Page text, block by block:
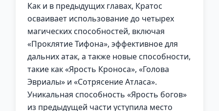
Как и в предыдущих главах, Кратос
осваивает использование до четырех
магических способностей, включая
«Проклятие Тифона», эффективное для
дальних атак, а также новые способности,
такие как «Ярость Кроноса», «Голова
Эвриалы» и «Сотрясение Атласа».
Уникальная способность «Ярость богов»
из предыдущей части уступила место